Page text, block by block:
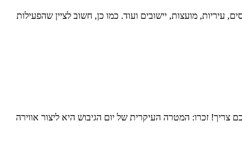
מועצות, יישובים ועוד. כמו כן, חשוב לציין שהפעילות
זכרו: המטרה העיקרית של יום הגיבוש היא ליצור אווירה